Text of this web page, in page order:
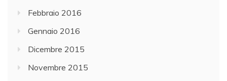
Febbraio 2016
Gennaio 2016
Dicembre 2015
Novembre 2015